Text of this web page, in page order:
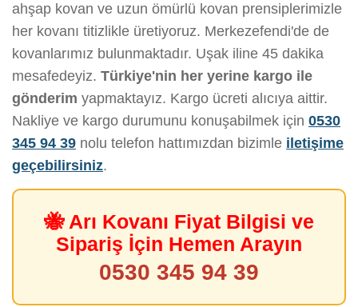
ahşap kovan ve uzun ömürlü kovan prensiplerimizle
her kovanı titizlikle üretiyoruz. Merkezefendi'de de
kovanlarımız bulunmaktadır. Uşak iline 45 dakika
mesafedeyiz. Türkiye'nin her yerine kargo ile
gönderim yapmaktayız. Kargo ücreti alıcıya aittir.
Nakliye ve kargo durumunu konuşabilmek için 0530
345 94 39 nolu telefon hattımızdan bizimle iletişime
geçebilirsiniz.
🐝 Arı Kovanı Fiyat Bilgisi ve
Sipariş İçin Hemen Arayın
0530 345 94 39